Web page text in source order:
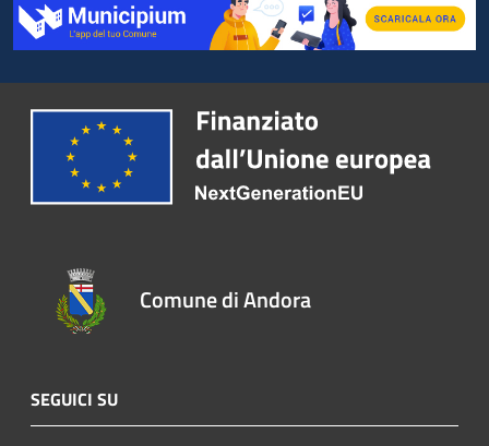
Comune di Andora
SEGUICI SU